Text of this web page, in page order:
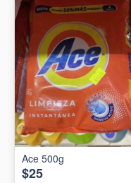
Ace 500g
$25